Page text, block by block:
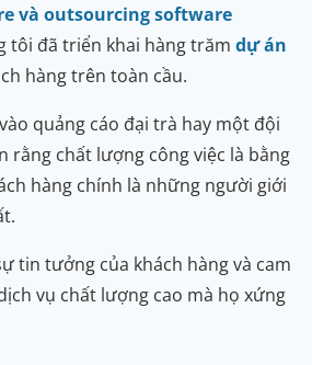
và outsourcing software
tôi đã triển khai hàng trămdự án
hàng trên toàn cầu.
quảng cáo đại trà hay một đội
rằng chất lượng công việc là bằng
hàng chính là những người giới
tin tưởng của khách hàng và cam
vụ chất lượng cao mà họ xứng